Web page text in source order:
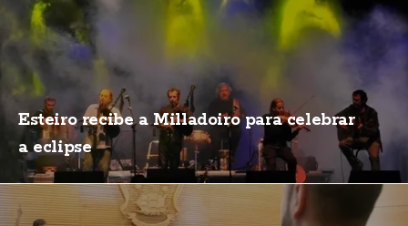
Esteiro recibe a Milladoiro para celebrar
a eclipse